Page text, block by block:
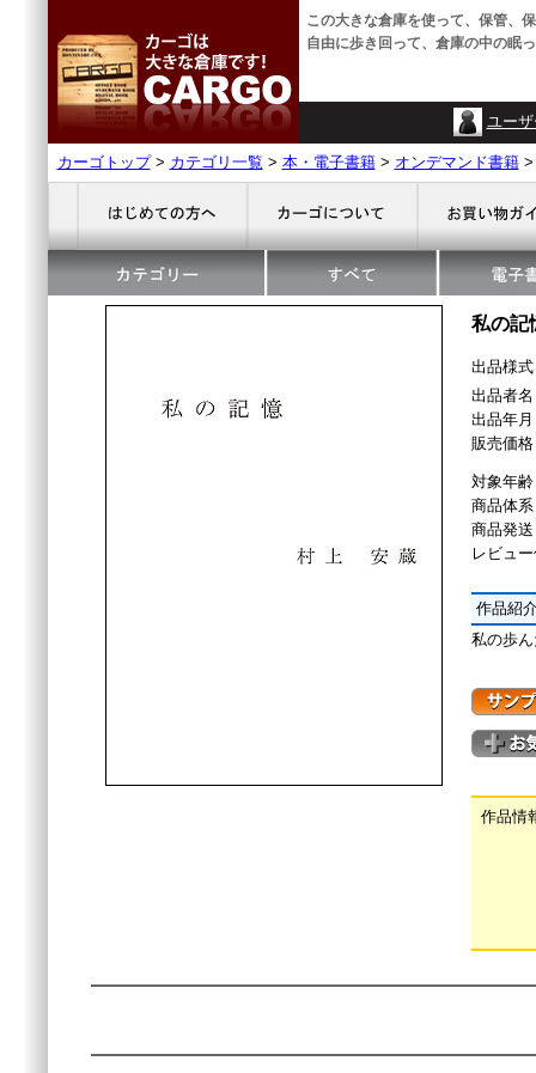
この大きな倉庫を使って、保管、
自由に歩き回って、倉庫の中の眠
ユー
カーゴトップ> カテゴリ一覧 > 本・電子書籍> オンデマンド書籍
私の記
出品様
出品者
出品年
販売価
対象年
商品体
商品発
レビュ
作品紹
私の歩
作品情